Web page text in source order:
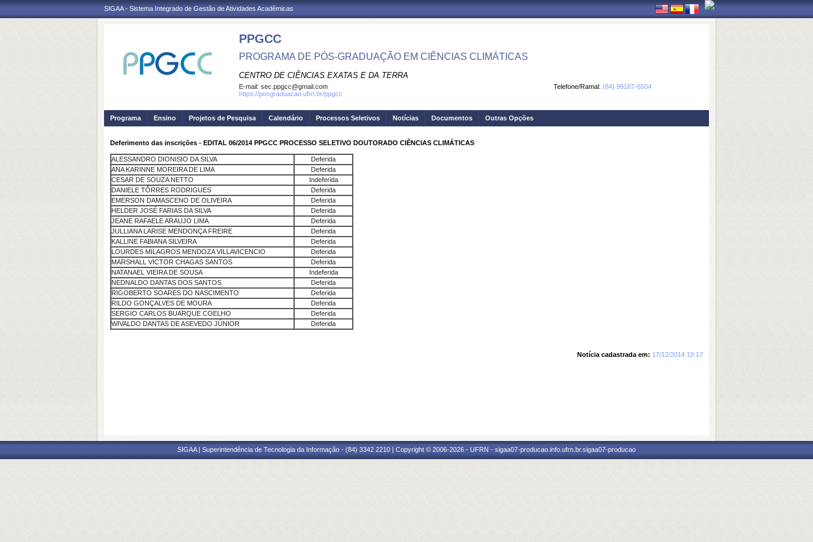
SIGAA - Sistema Integrado de Gestão de Atividades Acadêmicas
PPGCC
PROGRAMA DE PÓS-GRADUAÇÃO EM CIÊNCIAS CLIMÁTICAS
CENTRO DE CIÊNCIAS EXATAS E DA TERRA
Telefone/Ramal: (84) 99167-6504
E-mail: sec.ppgcc@gmail.com
https://posgraduacao.ufrn.br/ppgcc
Programa Ensino Projetos de Pesquisa Calendário Processos Seletivos Notícias Documentos Outras Opções
Deferimento das inscrições - EDITAL 06/2014 PPGCC PROCESSO SELETIVO DOUTORADO CIÊNCIAS CLIMÁTICAS
ALESSANDRO DIONISIO DA SILVA
Deferida
ANA KARINNE MOREIRA DE LIMA
Deferida
CESAR DE SOUZA NETTO
Indeferida
DANIELE TÔRRES RODRIGUES
Deferida
EMERSON DAMASCENO DE OLIVEIRA
Deferida
HELDER JOSÉ FARIAS DA SILVA
Deferida
JEANE RAFAELE ARAUJO LIMA
Deferida
JULLIANA LARISE MENDONÇA FREIRE
Deferida
KALLINE FABIANA SILVEIRA
Deferida
LOURDES MILAGROS MENDOZA VILLAVICENCIO
Deferida
MARSHALL VICTOR CHAGAS SANTOS
Deferida
NATANAEL VIEIRA DE SOUSA
Indeferida
NEDNALDO DANTAS DOS SANTOS
Deferida
RIGOBERTO SOARES DO NASCIMENTO
Deferida
RILDO GONÇALVES DE MOURA
Deferida
SERGIO CARLOS BUARQUE COELHO
Deferida
WIVALDO DANTAS DE ASEVEDO JÚNIOR
Deferida
Notícia cadastrada em: 17/12/2014 19:17
SIGAA | Superintendência de Tecnologia da Informação - (84) 3342 2210 | Copyright © 2006-2026 - UFRN - sigaa07-producao.info.ufrn.br.sigaa07-producao